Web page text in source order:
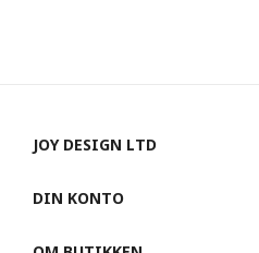
JOY DESIGN LTD
DIN KONTO